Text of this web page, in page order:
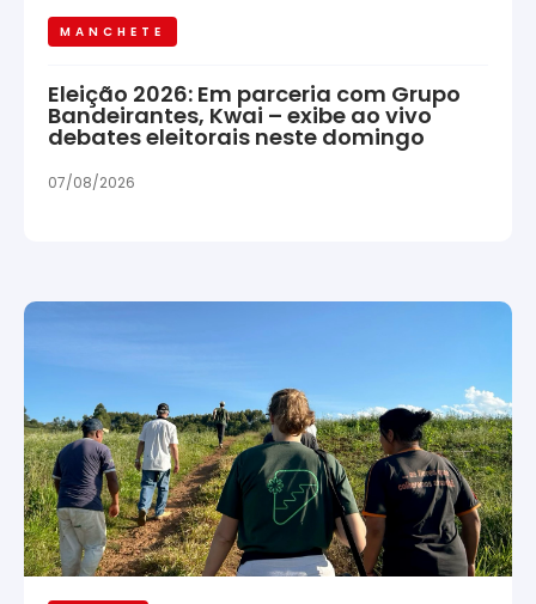
MANCHETE
Eleição 2026: Em parceria com Grupo
Bandeirantes, Kwai – exibe ao vivo
debates eleitorais neste domingo
07/08/2026